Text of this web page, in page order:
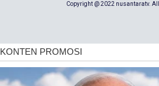
Copyright @ 2022 nusantaratv.